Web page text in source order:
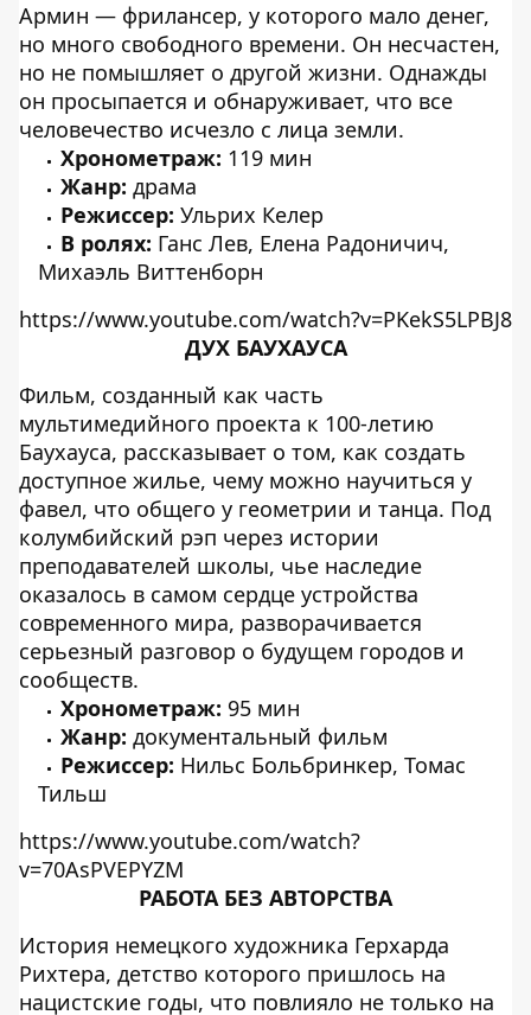
Армин — фрилансер, у которого мало денег,
но много свободного времени. Он несчастен,
но не помышляет о другой жизни. Однажды
он просыпается и обнаруживает, что все
человечество исчезло с лица земли.
Хронометраж: 119 мин
Жанр: драма
Режиссер: Ульрих Келер
В ролях: Ганс Лев, Елена Радоничич,
Михаэль Виттенборн
https://www.youtube.com/watch?v=PKekS5LPBJ8
ДУХ БАУХАУСА
Фильм, созданный как часть
мультимедийного проекта к 100-летию
Баухауса, рассказывает о том, как создать
доступное жилье, чему можно научиться у
фавел, что общего у геометрии и танца. Под
колумбийский рэп через истории
преподавателей школы, чье наследие
оказалось в самом сердце устройства
современного мира, разворачивается
серьезный разговор о будущем городов и
сообществ.
Хронометраж: 95 мин
Жанр: документальный фильм
Режиссер: Нильс Больбринкер, Томас
Тильш
https://www.youtube.com/watch?
v=70AsPVEPYZM
РАБОТА БЕЗ АВТОРСТВА
История немецкого художника Герхарда
Рихтера, детство которого пришлось на
нацистские годы, что повлияло не только на